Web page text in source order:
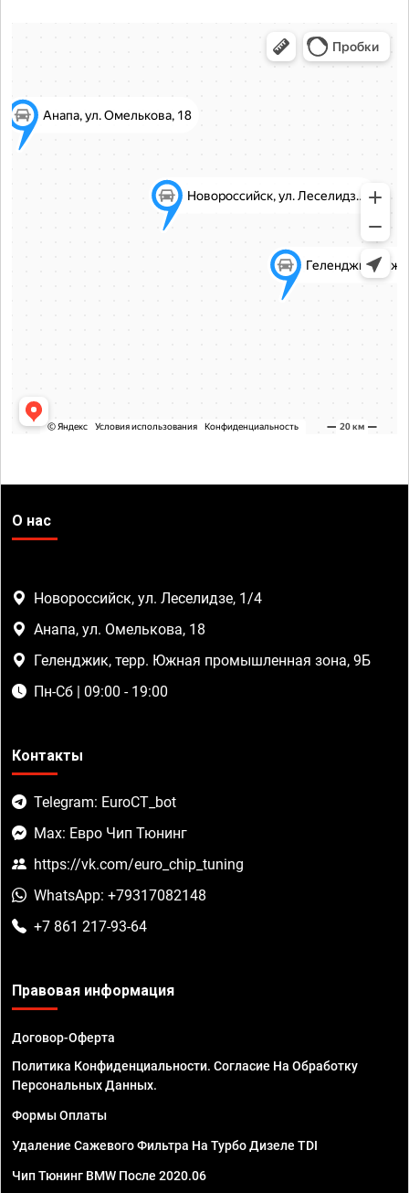
О нас
Новороссийск, ул. Леселидзе, 1/4
Анапа, ул. Омелькова, 18
Геленджик, терр. Южная промышленная зона, 9Б
Пн-Сб | 09:00 - 19:00
Контакты
Telegram: EuroCT_bot
Max: Евро Чип Тюнинг
https://vk.com/euro_chip_tuning
WhatsApp: +79317082148
+7 861 217-93-64
Правовая информация
Договор-Оферта
Политика Конфиденциальности. Согласие На Обработку
Персональных Данных.
Формы Оплаты
Удаление Сажевого Фильтра На Турбо Дизеле TDI
Чип Тюнинг BMW После 2020.06